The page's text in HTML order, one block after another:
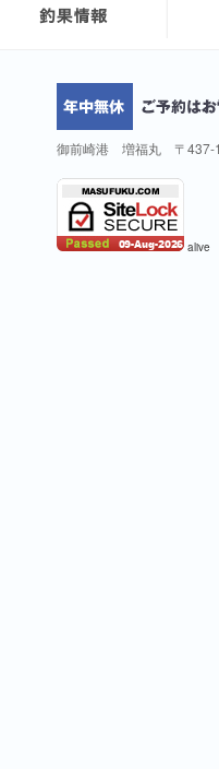
御前崎港 増福丸 〒437-
alive